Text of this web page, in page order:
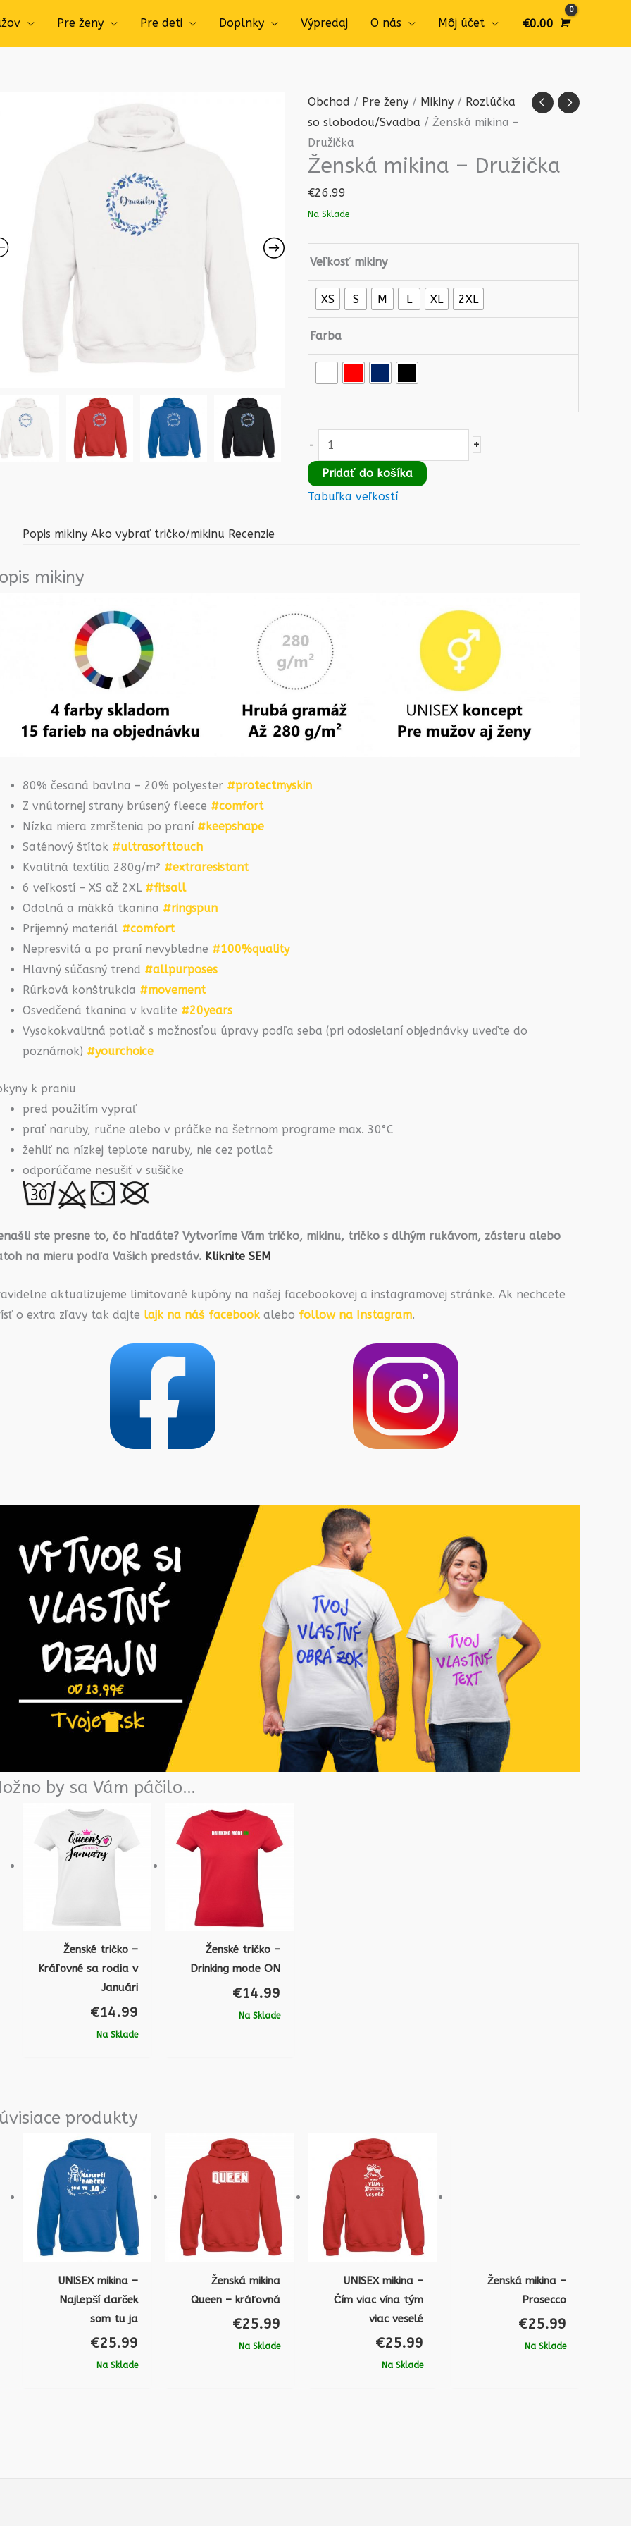
Pre ženy Pre deti Doplnky Výpredaj O nás Môj účet €0.00
Obchod / Pre ženy / Mikiny / Rozlúčka
so slobodou/Svadba / Ženská mikina –
Družička
Ženská mikina – Družička
€26.99
Na Sklade
Veľkosť mikiny
XS S M L XL 2XL
Farba
-
množstvo
Ženská
mikina
-
+
Pridať do košíka
Tabuľka veľkostí
Popis mikiny Ako vybrať tričko/mikinu Recenzie
mikiny
80% česaná bavlna – 20% polyester #protectmyskin
Z vnútornej strany brúsený fleece #comfort
Nízka miera zmrštenia po praní #keepshape
Saténový štítok #ultrasofttouch
Kvalitná textília 280g/m² #extraresistant
6 veľkostí – XS až 2XL #fitsall
Odolná a mäkká tkanina #ringspun
Príjemný materiál #comfort
Nepresvitá a po praní nevybledne #100%quality
Hlavný súčasný trend #allpurposes
Rúrková konštrukcia #movement
Osvedčená tkanina v kvalite #20years
Vysokokvalitná potlač s možnosťou úpravy podľa seba (pri odosielaní objednávky uveďte do
poznámok) #yourchoice
k praniu
pred použitím vyprať
prať naruby, ručne alebo v práčke na šetrnom programe max. 30°C
žehliť na nízkej teplote naruby, nie cez potlač
odporúčame nesušiť v sušičke
ste presne to, čo hľadáte? Vytvoríme Vám tričko, mikinu, tričko s dlhým rukávom, zásteru alebo
na mieru podľa Vašich predstáv. Kliknite SEM
aktualizujeme limitované kupóny na našej facebookovej a instagramovej stránke. Ak nechcete
o extra zľavy tak dajte lajk na náš facebook alebo follow na Instagram.
by sa Vám páčilo…
Ženské tričko –
Kráľovné sa rodia v
Januári
€14.99
Na Sklade
Ženské tričko –
Drinking mode ON
€14.99
Na Sklade
produkty
UNISEX mikina –
Najlepší darček
som tu ja
€25.99
Na Sklade
Ženská mikina
Queen – kráľovná
€25.99
Na Sklade
UNISEX mikina –
Čím viac vína tým
viac veselé
€25.99
Na Sklade
Ženská mikina –
Prosecco
€25.99
Na Sklade